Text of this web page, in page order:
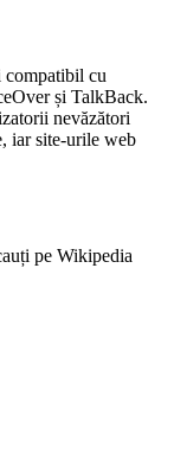
compatibil cu
și TalkBack.
nevăzători
iar site-urile web
pe Wikipedia